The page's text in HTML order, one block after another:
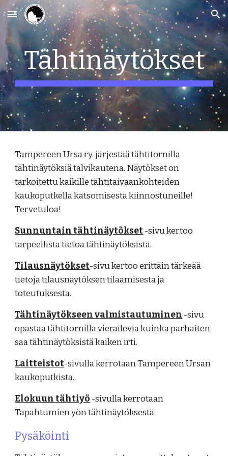
Skip to main content Skip to navigation
Tähtinäytökset
Tampereen Ursa ry. järjestää tähtitornilla
tähtinäytöksiä talvikautena. Näytökset on
tarkoitettu kaikille tähtitaivaankohteiden
kaukoputkella katsomisesta kiinnostuneille!
Tervetuloa!
Sunnuntain tähtinäytökset-sivu kertoo
tarpeellista tietoa tähtinäytöksistä.
Tilausnäytökset-sivu kertoo erittäin tärkeää
tietoja tilausnäytöksen tilaamisesta ja
toteutuksesta.
Tähtinäytökseen valmistautuminen -sivu
opastaa tähtitornilla vierailevia kuinka parhaiten
saa tähtinäytöksistä kaiken irti.
Laitteistot-sivulla kerrotaan Tampereen Ursan
kaukoputkista.
Elokuun tähtiyö -sivulla kerrotaan
Tapahtumien yön tähtinäytöksestä.
Pysäköinti